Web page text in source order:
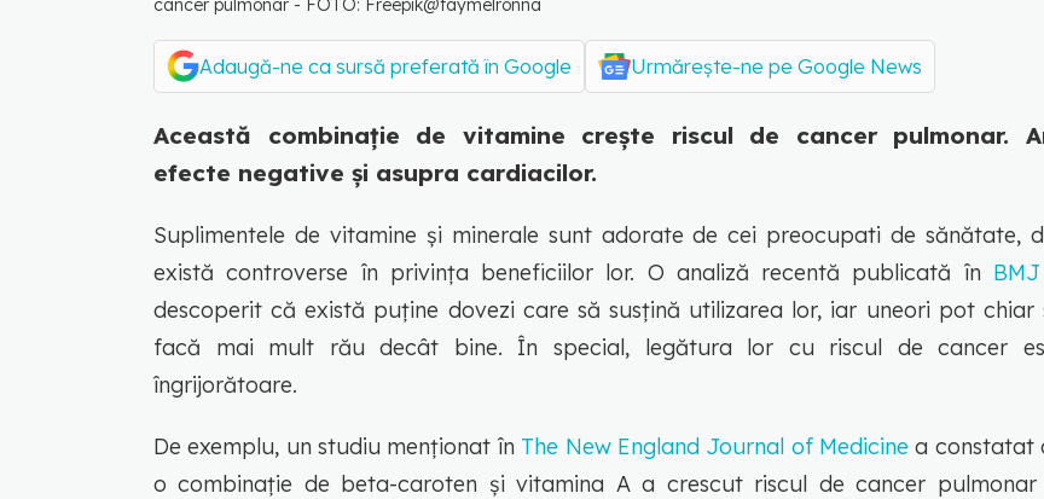
cancer pulmonar - FOTO: Freepik@faymelronna
Adaugă-ne ca sursă preferată în Google Urmărește-ne pe Google News
Această combinație de vitamine crește riscul de cancer pulmonar.
efecte negative și asupra cardiacilor.
Suplimentele de vitamine și minerale sunt adorate de cei preocupati de sănătate,
există controverse în privința beneficiilor lor. O analiză recentă publicată în BMJ
descoperit că există puține dovezi care să susțină utilizarea lor, iar uneori pot chiar
facă mai mult rău decât bine. În special, legătura lor cu riscul de cancer
îngrijorătoare.
De exemplu, un studiu menționat în The New England Journal of Medicine a constatat
o combinație de beta-caroten și vitamina A a crescut riscul de cancer pulmonar